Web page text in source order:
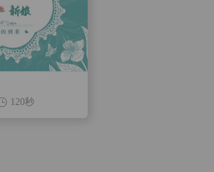
120秒